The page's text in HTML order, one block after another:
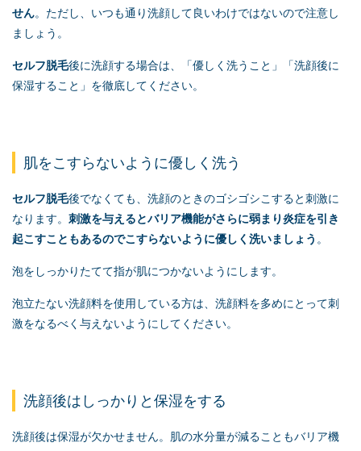
せん。ただし、いつも通り洗顔して良いわけではないので注意し
ましょう。
セルフ脱毛後に洗顔する場合は、「優しく洗うこと」「洗顔後に
保湿すること」を徹底してください。
肌をこすらないように優しく洗う
セルフ脱毛後でなくても、洗顔のときのゴシゴシこすると刺激に
なります。 刺激を与えるとバリア機能がさらに弱まり炎症を引き
起こすこともあるのでこすらないように優しく洗いましょう 。
泡をしっかりたてて指が肌につかないようにします。
泡立たない洗顔料を使用している方は、洗顔料を多めにとって刺
激をなるべく与えないようにしてください。
洗顔後はしっかりと保湿をする
洗顔後は保湿が欠かせません。肌の水分量が減ることもバリア機